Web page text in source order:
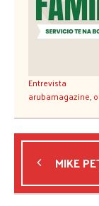
Entrevista
arubamagazine,
MIKE